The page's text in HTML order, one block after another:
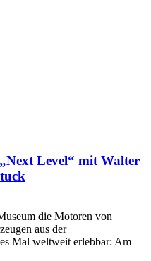
Level“ mit Walter
die Motoren von
aus der
Mal weltweit erlebbar: Am